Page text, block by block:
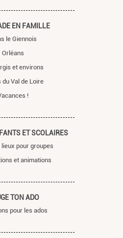
EN FAMILLE
le Giennois
Orléans
et environs
du Val de Loire
!
ET SCOLAIRES
pour groupes
et animations
TON ADO
pour les ados